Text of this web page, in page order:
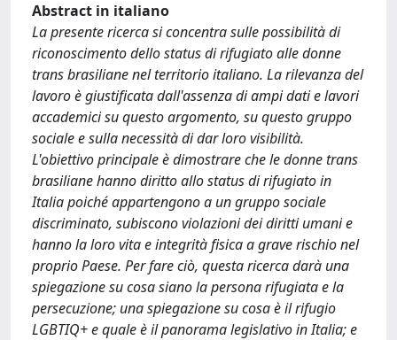
Abstract in italiano
La presente ricerca si concentra sulle possibilità di
riconoscimento dello status di rifugiato alle donne
trans brasiliane nel territorio italiano. La rilevanza del
lavoro è giustificata dall'assenza di ampi dati e lavori
accademici su questo argomento, su questo gruppo
sociale e sulla necessità di dar loro visibilità.
L'obiettivo principale è dimostrare che le donne trans
brasiliane hanno diritto allo status di rifugiato in
Italia poiché appartengono a un gruppo sociale
discriminato, subiscono violazioni dei diritti umani e
hanno la loro vita e integrità fisica a grave rischio nel
proprio Paese. Per fare ciò, questa ricerca darà una
spiegazione su cosa siano la persona rifugiata e la
persecuzione; una spiegazione su cosa è il rifugio
LGBTIQ+ e quale è il panorama legislativo in Italia; e